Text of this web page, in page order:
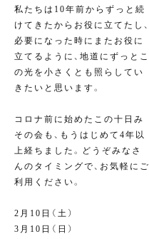
私たちは10年前からずっと続
けてきたからお役に立てたし、
必要になった時にまたお役に
立てるように、地道にずっとこ
の光を小さくとも照らしてい
きたいと思います。
コロナ前に始めたこの十日み
その会も、もうはじめて4年以
上経ちました。どうぞみなさ
んのタイミングで、お気軽にご
利用ください。
2月10日（土）
3月10日（日）